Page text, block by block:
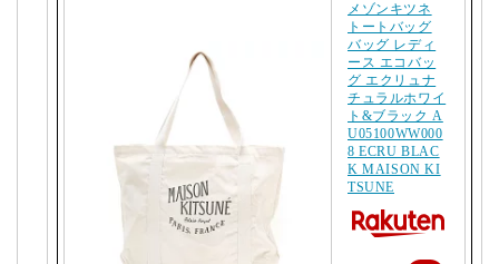
メゾンキツネ
トートバッグ
バッグ レディ
ース エコバッ
グ エクリュナ
チュラルホワイ
ト&ブラック A
U05100WW000
8 ECRU BLAC
K MAISON KI
TSUNE